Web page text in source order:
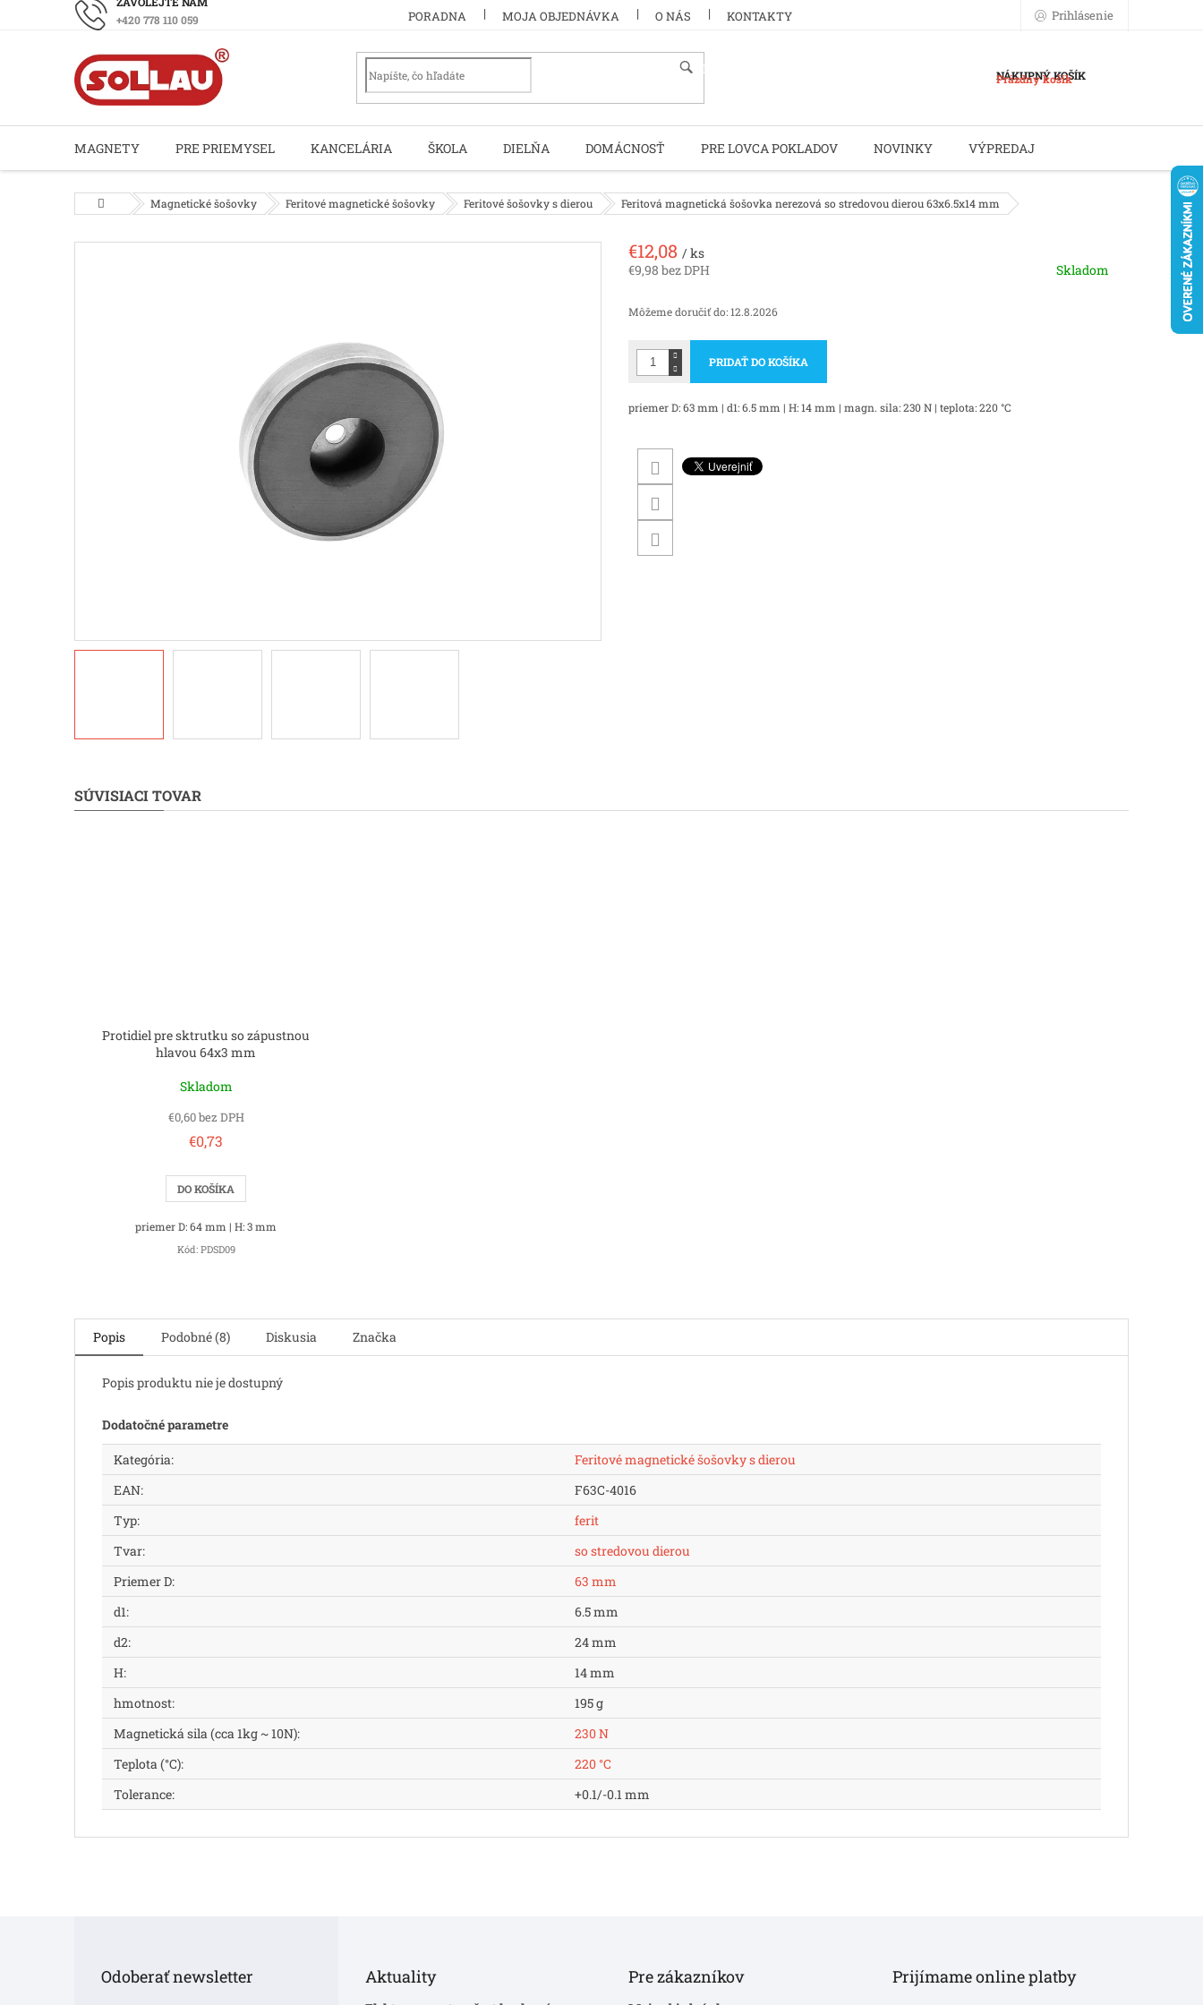
+420 778 110 059 PORADNA MOJA OBJEDNÁVKA O NÁS KONTAKTY Prihlásenie
HĽADAŤ NÁKUPNÝ KOŠÍK
Prázdny košík
MAGNETY PRE PRIEMYSEL KANCELÁRIA ŠKOLA DIELŇA DOMÁCNOSŤ PRE LOVCA POKLADOV NOVINKY VÝPREDAJ
DomovMagnetické šošovky Feritové magnetické šošovky Feritové šošovky s dierou Feritová magnetická šošovka nerezová so stredovou dierou 63x6.5x14 mm
€12,08 / ks
€9,98 bez DPH
cena:
Skladom
Môžeme doručiť do:12.8.2026
PRIDAŤ DO KOŠÍKA
priemer D: 63 mm | d1: 6.5 mm | H: 14 mm | magn. sila: 230 N | teplota: 220 °C
SÚVISIACI TOVAR
Protidiel pre sktrutku so zápustnou
hlavou 64x3 mm
Skladom
€0,60 bez DPH
€0,73
DO KOŠÍKA
priemer D: 64 mm | H: 3 mm
Kód: PDSD09
Popis Podobné (8) Diskusia Značka
Popis produktu nie je dostupný
Dodatočné parametre
Kategória:
Feritové magnetické šošovky s dierou
EAN:
F63C-4016
Typ:
ferit
Tvar:
so stredovou dierou
Priemer D:
63 mm
d1:
6.5 mm
d2:
24 mm
H:
14 mm
hmotnost:
195 g
Magnetická sila (cca 1kg ~ 10N):
230 N
Teplota (°C):
220 °C
Tolerance: +0.1/-0.1 mm
Odoberať newsletter Aktuality Pre zákazníkov Prijímame online platby